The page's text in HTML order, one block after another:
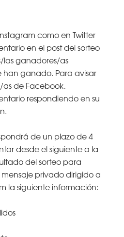
como en Twitter
en el post del sorteo
ganadores/as
han ganado. Para avisar
de Facebook,
respondiendo en su
de un plazo de 4
desde el siguiente a la
del sorteo para
privado dirigido a
la siguiente información: